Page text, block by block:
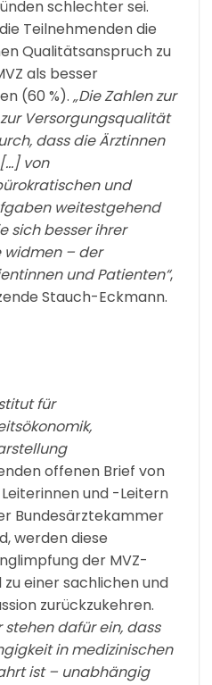
schlechter sei.
Teilnehmenden die
Qualitätsanspruch zu
als besser
(60 %). „Die Zahlen zur
Versorgungsqualität
dass die Ärztinnen
von
und
weitestgehend
sich besser ihrer
– der
und Patienten“,
Stauch-Eckmann.
für
offenen Brief von
und -Leitern
Bundesärztekammer
werden diese
der MVZ-
einer sachlichen und
zurückzukehren.
stehen dafür ein, dass
in medizinischen
ist – unabhängig